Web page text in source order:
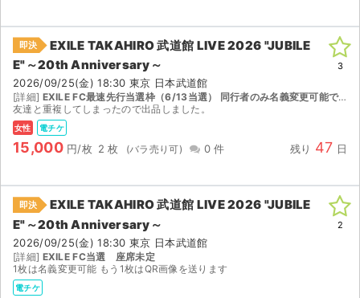
即決
EXILE TAKAHIRO 武道館 LIVE 2026 "JUBILE
E"～20th Anniversary～
2026/09/25(金) 18:30 東京 日本武道館
[詳細] EXILE FC最速先行当選枠（6/13当選） 同行者のみ名義変更可能です。もう1枚は QRコード画像でのお取引となります。
友達と重複してしまったので出品しました。
女性 電チケ
15,000 円/枚 2 枚 0 件 残り 47 日
3
即決
EXILE TAKAHIRO 武道館 LIVE 2026 "JUBILE
E"～20th Anniversary～
2026/09/25(金) 18:30 東京 日本武道館
[詳細] EXILE FC当選 座席未定
1枚は名義変更可能 もう1枚はQR画像を送ります
電チケ
2